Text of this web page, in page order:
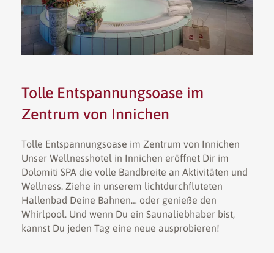
Tolle Entspannungsoase im
Zentrum von Innichen
Tolle Entspannungsoase im Zentrum von Innichen
Unser Wellnesshotel in Innichen eröffnet Dir im
Dolomiti SPA die volle Bandbreite an Aktivitäten und
Wellness. Ziehe in unserem lichtdurchfluteten
Hallenbad Deine Bahnen… oder genieße den
Whirlpool. Und wenn Du ein Saunaliebhaber bist,
kannst Du jeden Tag eine neue ausprobieren!